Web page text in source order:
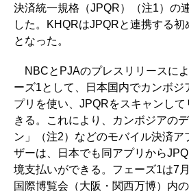
決済統一規格（JPQR）（注1）の
した。KHQRはJPQRと連携する
となった。
NBCとPJAのプレスリリースに
ーズ1として、日本国内でカンボジ
プリを使い、JPQRをスキャンし
きる。これにより、カンボジアの
ン」（注2）などのモバイル決済ア
ザーは、日本でも同アプリから
境支払いができる。フェーズ1は7
国際博覧会（大阪・関西万博）内